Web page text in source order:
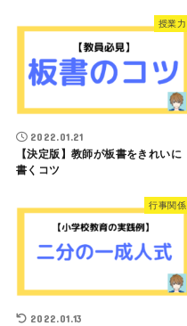
授業力
2022.01.21
【決定版】教師が板書をきれいに
書くコツ
行事関係
2022.01.13